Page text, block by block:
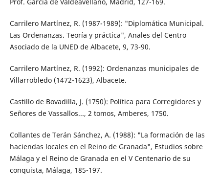
Carrilero Martínez, R. (1987-1989): "Diplomática Municipal.
Las Ordenanzas. Teoría y práctica", Anales del Centro
Asociado de la UNED de Albacete, 9, 73-90.
Carrilero Martínez, R. (1992): Ordenanzas municipales de
Villarrobledo (1472-1623), Albacete.
Castillo de Bovadilla, J. (1750): Política para Corregidores y
Señores de Vassallos..., 2 tomos, Amberes, 1750.
Collantes de Terán Sánchez, A. (1988): "La formación de las
haciendas locales en el Reino de Granada", Estudios sobre
Málaga y el Reino de Granada en el V Centenario de su
conquista, Málaga, 185-197.